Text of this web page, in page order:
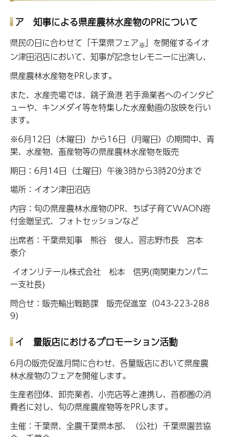
ア 知事による県産農林水産物のPRについて
県民の日に合わせて「千葉県フェア※」を開催するイオ
ン津田沼店において、知事が記念セレモニーに出演し、
県産農林水産物をPRします。
また、水産売場では、銚子漁港 若手漁業者へのインタビ
ューや、キンメダイ等を特集した水産動画の放映を行い
ます。
※6月12日（木曜日）から16日（月曜日）の期間中、青
果、水産物、畜産物等の県産農林水産物を販売
期日：6月14日（土曜日）午後3時から3時20分まで
場所：イオン津田沼店
内容：旬の県産農林水産物のPR、ちば子育てWAON寄
付金贈呈式、フォトセッションなど
出席者：千葉県知事 熊谷 俊人、習志野市長 宮本
泰介
イオンリテール株式会社 松本 信男(南関東カンパニ
ー支社長)
問合せ：販売輸出戦略課 販売促進室（043-223-288
9）
イ 量販店におけるプロモーション活動
6月の販売促進月間に合わせ、各量販店において県産農
林水産物のフェアを開催します。
生産者団体、卸売業者、小売店等と連携し、首都圏の消
費者に対し、旬の県産農産物等をPRします。
主催：千葉県、全農千葉県本部、（公社）千葉県園芸協